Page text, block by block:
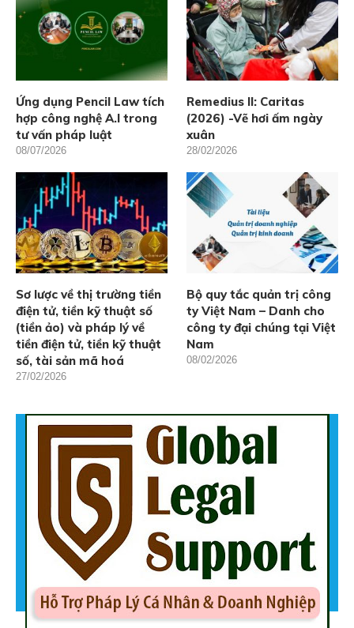
Ứng dụng Pencil Law tích
hợp công nghệ A.I trong
tư vấn pháp luật
08/07/2026
Remedius II: Caritas
(2026) -Vẽ hơi ấm ngày
xuân
28/02/2026
Sơ lược về thị trường tiền
điện tử, tiền kỹ thuật số
(tiền ảo) và pháp lý về
tiền điện tử, tiền kỹ thuật
số, tài sản mã hoá
27/02/2026
Bộ quy tắc quản trị công
ty Việt Nam – Danh cho
công ty đại chúng tại Việt
Nam
08/02/2026